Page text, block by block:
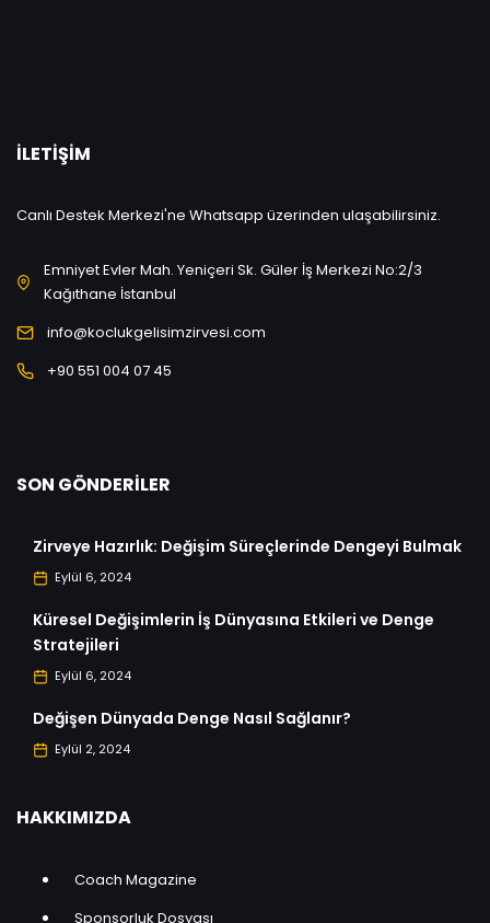
İLETIŞIM
Canlı Destek Merkezi'ne Whatsapp üzerinden ulaşabilirsiniz.
Emniyet Evler Mah. Yeniçeri Sk. Güler İş Merkezi No:2/3
Kağıthane İstanbul
info@koclukgelisimzirvesi.com
+90 551 004 07 45
SON GÖNDERILER
Zirveye Hazırlık: Değişim Süreçlerinde Dengeyi Bulmak
Eylül 6, 2024
Küresel Değişimlerin İş Dünyasına Etkileri ve Denge
Stratejileri
Eylül 6, 2024
Değişen Dünyada Denge Nasıl Sağlanır?
Eylül 2, 2024
HAKKIMIZDA
Coach Magazine
Sponsorluk Dosyası